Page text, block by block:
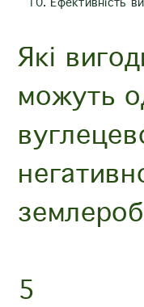
Які
можуть
5